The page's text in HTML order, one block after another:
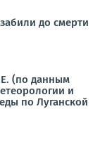
до смерти
(по данным
и
по Луганской